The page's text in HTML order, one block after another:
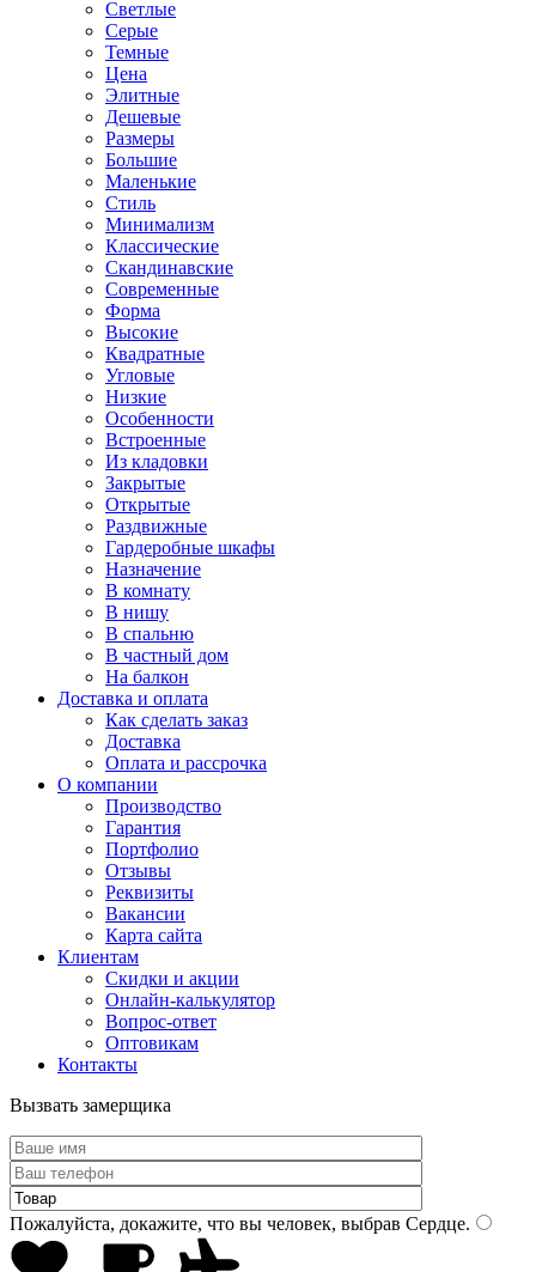
Светлые
Серые
Темные
Цена
Элитные
Дешевые
Размеры
Большие
Маленькие
Стиль
Минимализм
Классические
Скандинавские
Современные
Форма
Высокие
Квадратные
Угловые
Низкие
Особенности
Встроенные
Из кладовки
Закрытые
Открытые
Раздвижные
Гардеробные шкафы
Назначение
В комнату
В нишу
В спальню
В частный дом
На балкон
Доставка и оплата
Как сделать заказ
Доставка
Оплата и рассрочка
О компании
Производство
Гарантия
Портфолио
Отзывы
Реквизиты
Вакансии
Карта сайта
Клиентам
Скидки и акции
Онлайн-калькулятор
Вопрос-ответ
Оптовикам
Контакты
Вызвать замерщика
Пожалуйста, докажите, что вы человек, выбрав Сердце.